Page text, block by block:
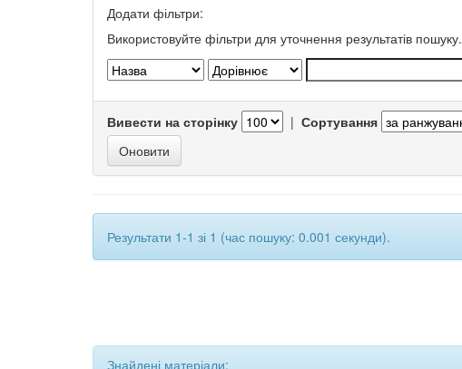
Додати фільтри:
Використовуйте фільтри для уточнення результатів пошуку.
Вивести на сторінку | Сортування
Результати 1-1 зі 1 (час пошуку: 0.001 секунди).
Знайдені матеріали: